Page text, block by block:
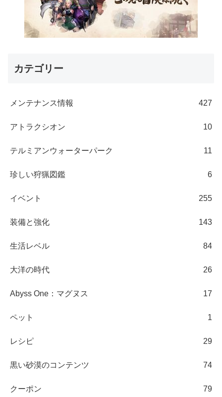
カテゴリー
メンテナンス情報 427
アトラクシオン 10
テルミアンウォーターパーク 11
珍しい狩猟図鑑 6
イベント 255
装備と強化 143
生活レベル 84
大洋の時代 26
Abyss One：マグヌス 17
ペット 1
レシピ 29
黒い砂漠のコンテンツ 74
クーポン 79